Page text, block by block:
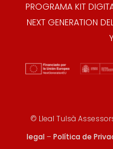
PROGRAMA KIT
NEXT GENERATION
© Lleal Tulsà
legal–Política de